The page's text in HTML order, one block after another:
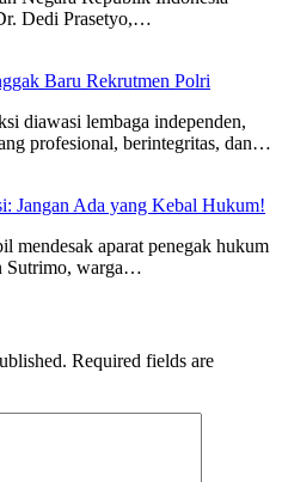
Dedi Prasetyo,…
Baru Rekrutmen Polri
diawasi lembaga independen,
profesional, berintegritas, dan…
Jangan Ada yang Kebal Hukum!
mendesak aparat penegak hukum
Sutrimo, warga…
Required fields are